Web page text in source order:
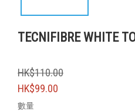
TECNIFIBRE WHITE
HK$110.00
HK$99.00
數量